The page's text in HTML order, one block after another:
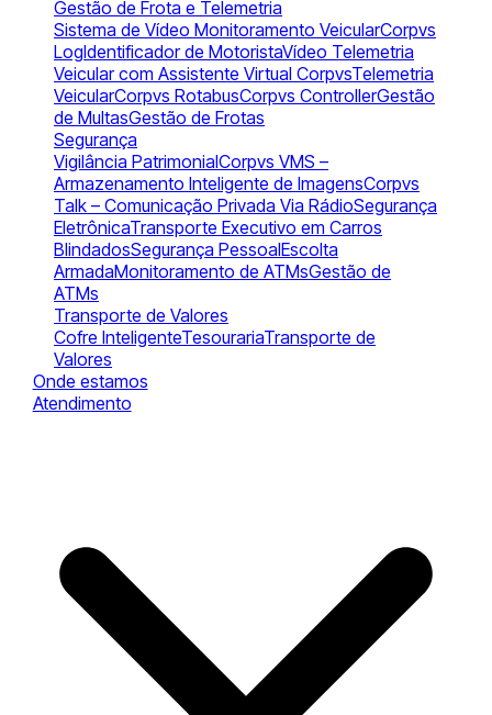
Gestão de Frota e Telemetria
Sistema de Vídeo Monitoramento VeicularCorpvs
LogIdentificador de MotoristaVídeo Telemetria
Veicular com Assistente Virtual CorpvsTelemetria
VeicularCorpvs RotabusCorpvs ControllerGestão
de MultasGestão de Frotas
Segurança
Vigilância PatrimonialCorpvs VMS –
Armazenamento Inteligente de ImagensCorpvs
Talk – Comunicação Privada Via RádioSegurança
EletrônicaTransporte Executivo em Carros
BlindadosSegurança PessoalEscolta
ArmadaMonitoramento de ATMsGestão de
ATMs
Transporte de Valores
Cofre InteligenteTesourariaTransporte de
Valores
Onde estamos
Atendimento